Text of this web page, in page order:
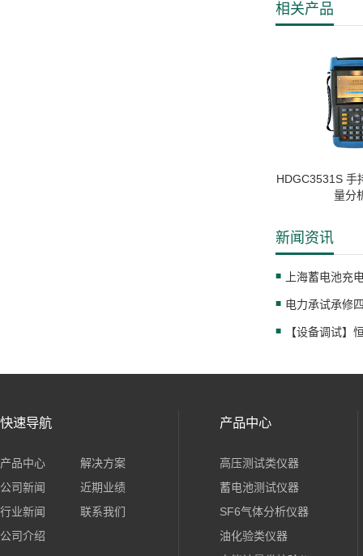
相关产品
HDGC3531S 手
量分
新闻资讯
快速导航
产品中心
解决方案
公司新闻
近期业绩
行业新闻
联系我们
公司介绍
产品中心
高压测试类仪器
蓄电池测试仪器
SF6气体分析仪器
油化验类仪器